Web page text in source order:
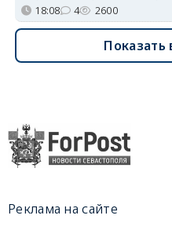
18:08 4 2600
Показать
Реклама на сайте